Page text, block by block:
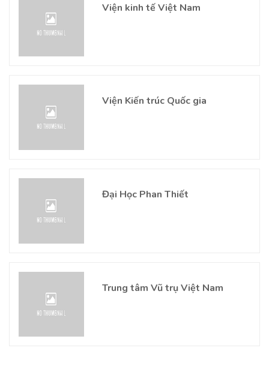
Viện kinh tế Việt Nam
Viện Kiến trúc Quốc gia
Đại Học Phan Thiết
Trung tâm Vũ trụ Việt Nam